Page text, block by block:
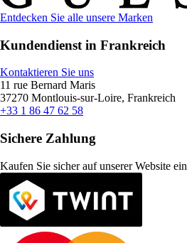
Entdecken Sie alle unsere Marken
Kundendienst in Frankreich
Kontaktieren Sie uns
11 rue Bernard Maris
37270 Montlouis-sur-Loire, Frankreich
+33 1 86 47 62 58
Sichere Zahlung
Kaufen Sie sicher auf unserer Website ein